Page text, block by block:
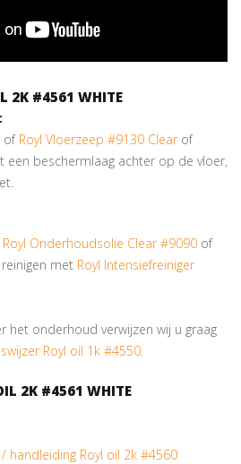
2K #4561 WHITE
of Royl Vloerzeep #9130 Clear of
een beschermlaag achter op de vloer,
Royl Onderhoudsolie Clear #9090 of
met Royl Intensiefreiniger
het onderhoud verwijzen wij u graag
Royl oil 1k #4550.
2K #4561 WHITE
handleiding Royl oil 2k #4560